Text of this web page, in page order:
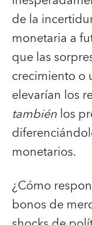
de la
monetaria a
que las
crecimiento o
elevarían los
tambiénlos
monetarios.
¿Cómo
bonos de